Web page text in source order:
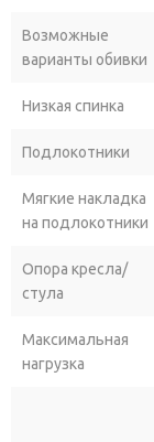
Возможные
варианты обивки
Низкая спинка
Подлокотники
Мягкие накладка
на подлокотники
Опора кресла/
стула
Максимальная
нагрузка